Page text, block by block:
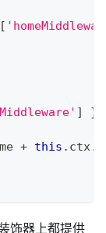
[
] }
+ this . ctx.
饰器上都提供